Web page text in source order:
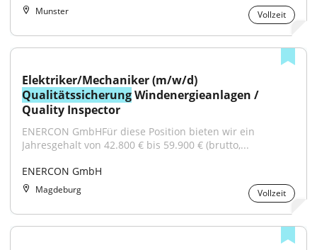
Munster Vollzeit
Qualitätssicherung Windenergieanlagen /
Quality Inspector
ENERCON GmbHFür diese Position bieten wir ein
Jahresgehalt von 42.800 € bis 59.900 € (brutto,...
ENERCON GmbH
Magdeburg Vollzeit